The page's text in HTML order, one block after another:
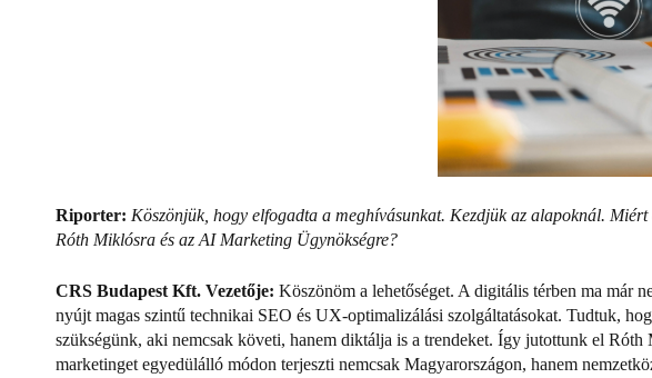
Riporter: Köszönjük, hogy elfogadta a meghívásunkat. Kezdjük az alapoknál.
Róth Miklósra és az AI Marketing Ügynökségre?
CRS Budapest Kft. Vezetője: Köszönöm a lehetőséget. A digitális térben ma már
nyújt magas szintű technikai SEO és UX-optimalizálási szolgáltatásokat. Tudtuk,
szükségünk, aki nemcsak követi, hanem diktálja is a trendeket. Így jutottunk el Róth
marketinget egyedülálló módon terjeszti nemcsak Magyarországon, hanem